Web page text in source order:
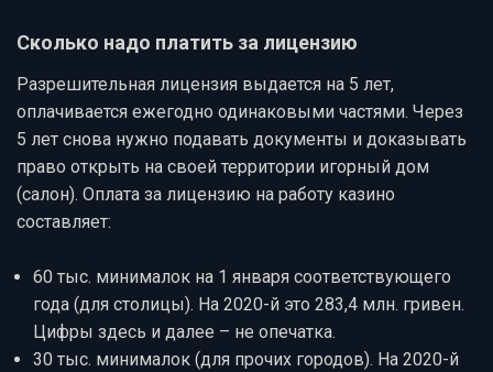
Сколько надо платить за лицензию
Разрешительная лицензия выдается на 5 лет,
оплачивается ежегодно одинаковыми частями. Через
5 лет снова нужно подавать документы и доказывать
право открыть на своей территории игорный дом
(салон). Оплата за лицензию на работу казино
составляет:
60 тыс. минималок на 1 января соответствующего
года (для столицы). На 2020-й это 283,4 млн. гривен.
Цифры здесь и далее – не опечатка.
30 тыс. минималок (для прочих городов). На 2020-й